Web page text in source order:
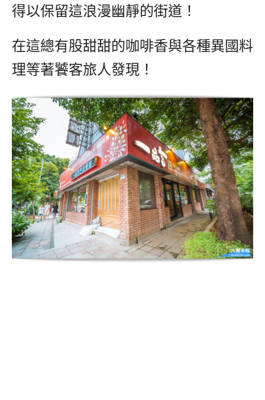
得以保留這浪漫幽靜的街道！
在這總有股甜甜的咖啡香與各種異國料
理等著饕客旅人發現！